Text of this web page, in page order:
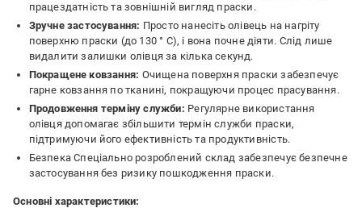
працездатність та зовнішній вигляд праски.
Зручне застосування: Просто нанесіть олівець на нагріту
поверхню праски (до 130 ° C), і вона почне діяти. Слід лише
видалити залишки олівця за кілька секунд.
Покращене ковзання: Очищена поверхня праски забезпечує
гарне ковзання по тканині, покращуючи процес прасування.
Продовження терміну служби: Регулярне використання
олівця допомагає збільшити термін служби праски,
підтримуючи його ефективність та продуктивність.
Безпека Спеціально розроблений склад забезпечує безпечне
застосування без ризику пошкодження праски.
Основні характеристики: